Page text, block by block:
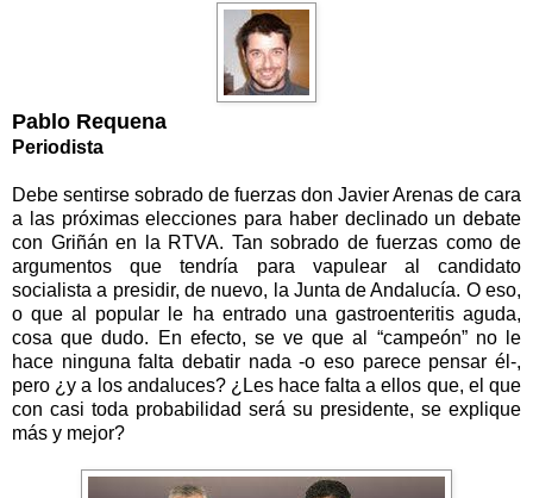
Pablo Requena
Periodista
Debe sentirse sobrado de fuerzas don Javier Arenas de cara
a las próximas elecciones para haber declinado un debate
con Griñán en la RTVA. Tan sobrado de fuerzas como de
argumentos que tendría para vapulear al candidato
socialista a presidir, de nuevo, la Junta de Andalucía. O eso,
o que al popular le ha entrado una gastroenteritis aguda,
cosa que dudo. En efecto, se ve que al “campeón” no le
hace ninguna falta debatir nada -o eso parece pensar él-,
pero ¿y a los andaluces? ¿Les hace falta a ellos que, el que
con casi toda probabilidad será su presidente, se explique
más y mejor?